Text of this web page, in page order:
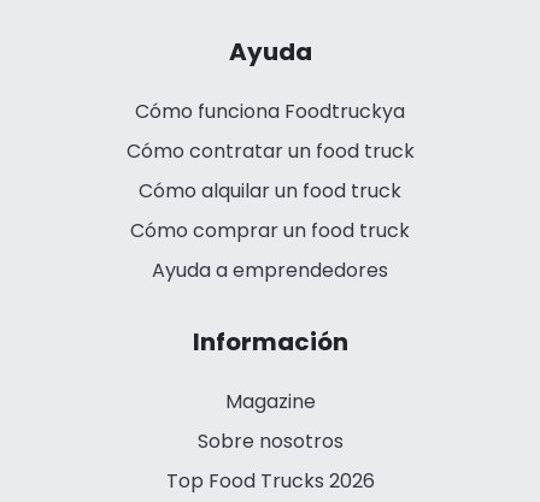
Ayuda
Cómo funciona Foodtruckya
Cómo contratar un food truck
Cómo alquilar un food truck
Cómo comprar un food truck
Ayuda a emprendedores
Información
Magazine
Sobre nosotros
Top Food Trucks 2026